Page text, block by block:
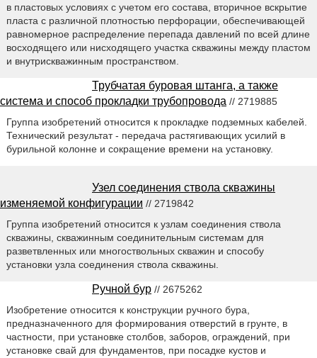
в пластовых условиях с учетом его состава, вторичное вскрытие
пласта с различной плотностью перфорации, обеспечивающей
равномерное распределение перепада давлений по всей длине
восходящего или нисходящего участка скважины между пластом
и внутрискважинным пространством.
Трубчатая буровая штанга, а также
система и способ прокладки трубопровода // 2719885
Группа изобретений относится к прокладке подземных кабелей.
Технический результат - передача растягивающих усилий в
бурильной колонне и сокращение времени на установку.
Узел соединения ствола скважины
изменяемой конфигурации // 2719842
Группа изобретений относится к узлам соединения ствола
скважины, скважинным соединительным системам для
разветвленных или многоствольных скважин и способу
установки узла соединения ствола скважины.
Ручной бур // 2675262
Изобретение относится к конструкции ручного бура,
предназначенного для формирования отверстий в грунте, в
частности, при установке столбов, заборов, ограждений, при
установке свай для фундаментов, при посадке кустов и